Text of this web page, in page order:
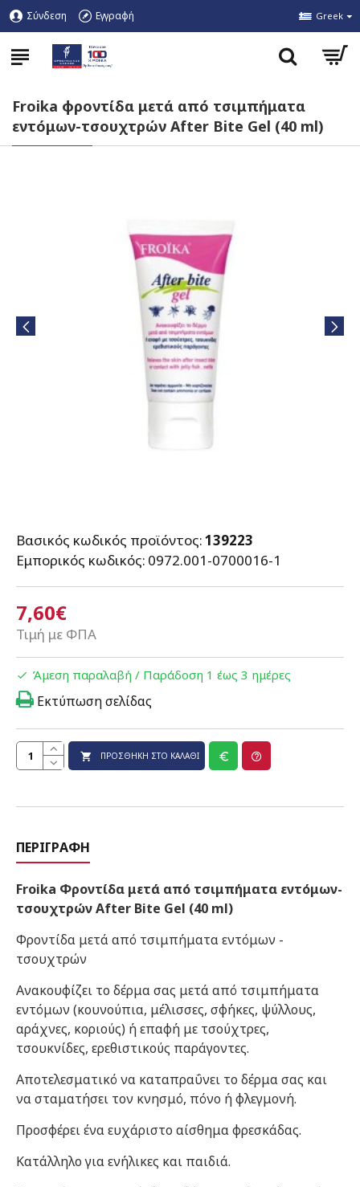
Σύνδεση Εγγραφή Greek
Froika φροντίδα μετά από τσιμπήματα
εντόμων-τσουχτρών After Bite Gel (40 ml)
7,60€
Τιμή με ΦΠΑ
Βασικός κωδικός προϊόντος:139223
Εμπορικός κωδικός: 0972.001-0700016-1
Άμεση παραλαβή / Παράδoση 1 έως 3 ημέρες
ΠΡΟΣΘΉΚΗ ΣΤΟ ΚΑΛΆΘΙ
Εκτύπωση σελίδας
ΠΕΡΙΓΡΑΦΉ
Froika Φροντίδα μετά από τσιμπήματα εντόμων-
τσουχτρών After Bite Gel (40 ml)
Φροντίδα μετά από τσιμπήματα εντόμων -
τσουχτρών
Ανακουφίζει το δέρμα σας μετά από τσιμπήματα
εντόμων (κουνούπια, μέλισσες, σφήκες, ψύλλους,
αράχνες, κοριούς) ή επαφή με τσούχτρες,
τσουκνίδες, ερεθιστικούς παράγοντες.
Αποτελεσματικό να καταπραΰνει το δέρμα σας και
να σταματήσει τον κνησμό, πόνο ή φλεγμονή.
Προσφέρει ένα ευχάριστο αίσθημα φρεσκάδας.
Κατάλληλο για ενήλικες και παιδιά.